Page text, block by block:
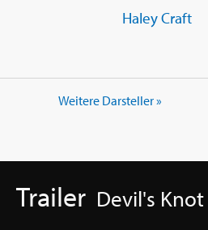
Haley Craft
Weitere Darsteller »
Trailer Devil's Knot